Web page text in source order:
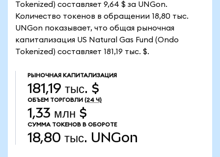
Tokenized) составляет 9,64 $ за UNGon.
Количество токенов в обращении 18,80 тыс.
UNGon показывает, что общая рыночная
капитализация US Natural Gas Fund (Ondo
Tokenized) составляет 181,19 тыс. $.
РЫНОЧНАЯ КАПИТАЛИЗАЦИЯ
181,19 тыс. $
ОБЪЕМ ТОРГОВЛИ (24 Ч)
1,33 млн $
СУММА ТОКЕНОВ В ОБОРОТЕ
18,80 тыс. UNGon